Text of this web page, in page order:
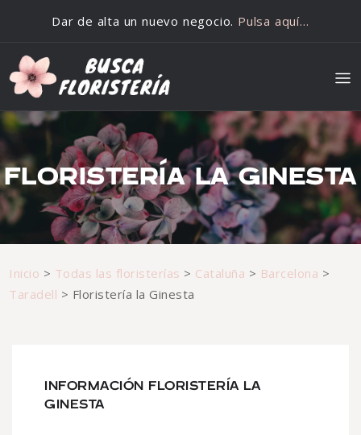
Dar de alta un nuevo negocio. Pulsa aquí…
FLORISTERÍA LA GINESTA
Inicio > Todas las floristerías > Cataluña > Barcelona >
Taradell > Floristería la Ginesta
INFORMACIÓN FLORISTERÍA LA
GINESTA